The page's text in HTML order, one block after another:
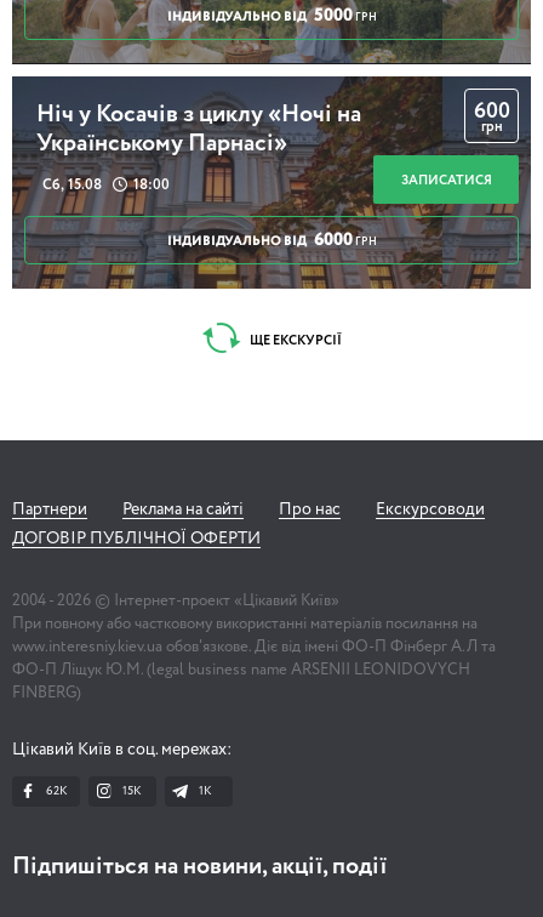
ІНДИВІДУАЛЬНО ВІД 5000 ГРН
Ніч у Косачів з циклу «Ночі на
Українському Парнасі»
Сб, 15.08 18:00
600
грн
ЗАПИСАТИСЯ
ІНДИВІДУАЛЬНО ВІД 6000 ГРН
ЩЕ ЕКСКУРСІЇ
Партнери Реклама на сайті Про нас
Екскурсоводи
ДОГОВІР ПУБЛІЧНОЇ ОФЕРТИ
2004 - 2026 © Інтернет-проект «Цікавий Київ»
При повному або частковому використанні матеріалів посилання на
www.interesniy.kiev.ua обов'язкове. Діє від імені ФО-П Фінберг А.Л та
ФО-П Ліщук Ю.М. (legal business name ARSENII LEONIDOVYCH
FINBERG)
Цікавий Київ в соц. мережах:
62K 15K 1К
Підпишіться на новини, акції, події